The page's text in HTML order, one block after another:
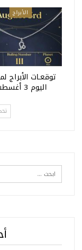
الأبراج
توقعـات الأبراج
اليوم 3 أغسطس